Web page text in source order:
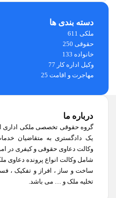
دسته بندی ها
ملکی 611
حقوقی 250
خانواده 133
وکیل اداره کار 77
مهاجرت و اقامت 25
درباره ما
گروه حقوقی تخصصی ملکی اداری
یک دادگستری به متقاضیان
وکالت دعاوی حقوقی و کیفری در
شامل وکالت انواع پرونده دعاوی
ساخت و ساز ، افراز و تفکیک ،
تخلیه ملک و … می باشد.